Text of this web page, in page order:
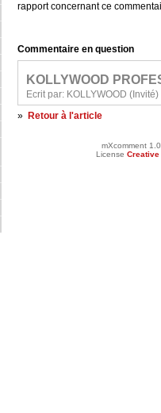
rapport concernant ce
Commentaire en question
KOLLYWOOD
Ecrit par: KOLLYWOOD
» Retour à l'article
mXcomment
License Creative